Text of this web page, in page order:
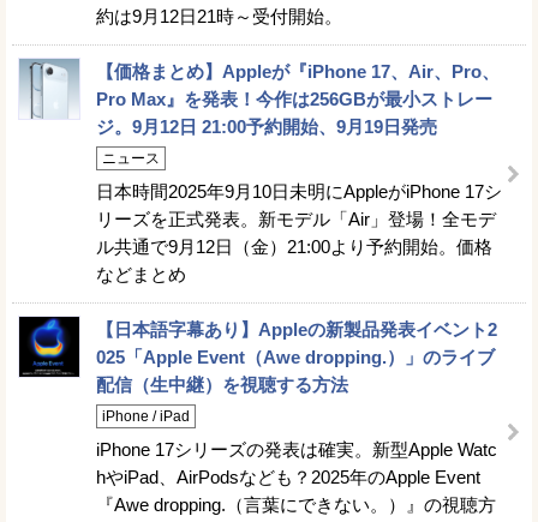
約は9月12日21時～受付開始。
【価格まとめ】Appleが『iPhone 17、Air、Pro、
Pro Max』を発表！今作は256GBが最小ストレー
ジ。9月12日 21:00予約開始、9月19日発売
ニュース
日本時間2025年9月10日未明にAppleがiPhone 17シ
リーズを正式発表。新モデル「Air」登場！全モデ
ル共通で9月12日（金）21:00より予約開始。価格
などまとめ
【日本語字幕あり】Appleの新製品発表イベント2
025「Apple Event（Awe dropping.）」のライブ
配信（生中継）を視聴する方法
iPhone / iPad
iPhone 17シリーズの発表は確実。新型Apple Watc
hやiPad、AirPodsなども？2025年のApple Event
『Awe dropping.（言葉にできない。）』の視聴方